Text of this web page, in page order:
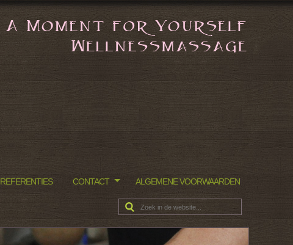
REFERENTIES CONTACT
ALGEMENE VOORWAARDEN